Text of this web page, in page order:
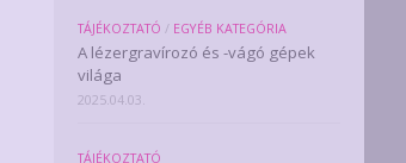
TÁJÉKOZTATÓ / EGYÉB KATEGÓRIA
A lézergravírozó és -vágó gépek
világa
2025.04.03.
TÁJÉKOZTATÓ